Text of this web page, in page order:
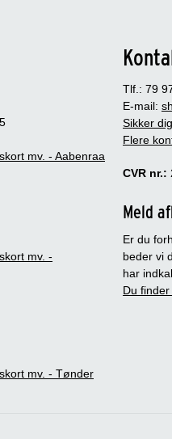
mv. - Aabenraa
mv. -
mv. - Tønder
Tlf.: 79
E-mail:
Sikker
Flere
CVR nr.:
Meld
Er du
beder vi
har
Du